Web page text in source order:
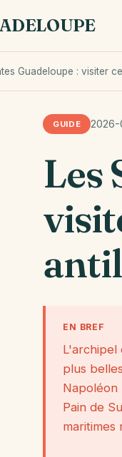
Guadeloupe : visiter
GUIDE
Les
EN BREF
L'archipel
plus
Napoléon
Pain de
maritimes